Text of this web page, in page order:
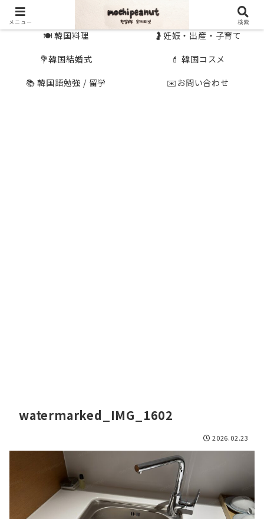
🍽 韓国料理
🤰妊娠・出産・子育て
💐韓国結婚式
💄 韓国コスメ
📚 韓国語勉強 / 留学
✉️お問い合わせ
watermarked_IMG_1602
2026.02.23
メニュー 検索